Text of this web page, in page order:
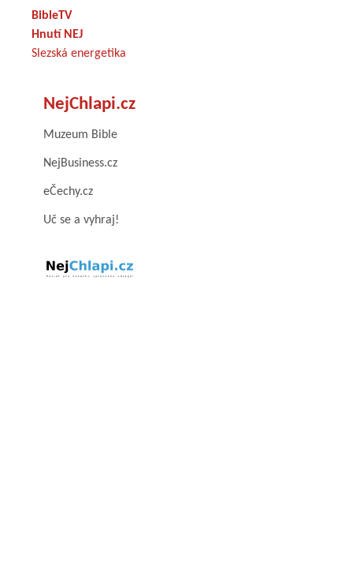
BibleTV
Hnutí NEJ
Slezská energetika
NejChlapi.cz
Muzeum Bible
NejBusiness.cz
eČechy.cz
Uč se a vyhraj!